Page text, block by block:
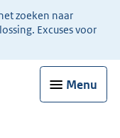
zoeken naar
Excuses voor
Menu